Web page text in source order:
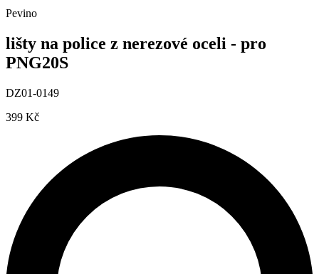
Pevino
lišty na police z nerezové oceli - pro
PNG20S
DZ01-0149
399 Kč